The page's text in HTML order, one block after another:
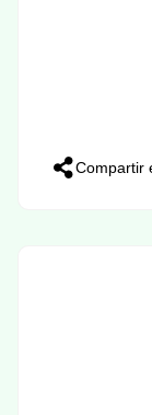
Compartir